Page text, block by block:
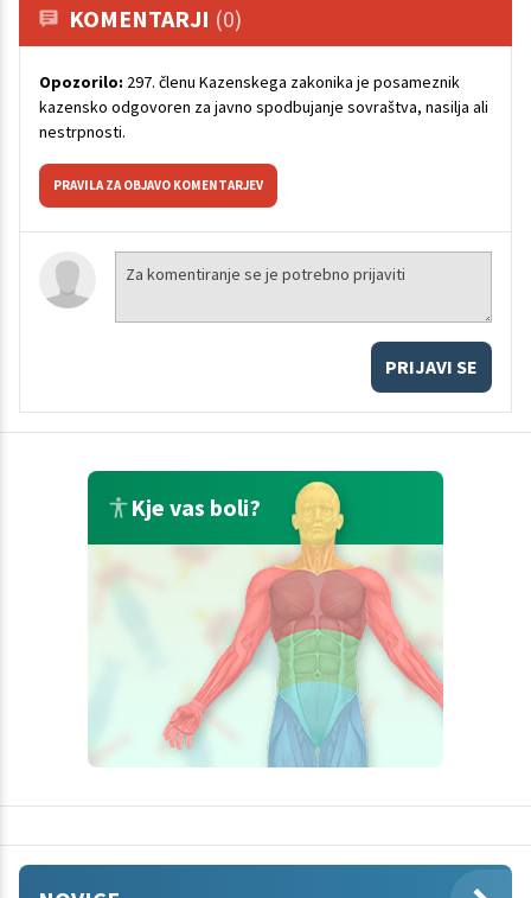
KOMENTARJI (0)
Opozorilo: 297. členu Kazenskega zakonika je posameznik
kazensko odgovoren za javno spodbujanje sovraštva, nasilja ali
nestrpnosti.
PRAVILA ZA OBJAVO KOMENTARJEV
PRIJAVI SE
Kje vas boli?